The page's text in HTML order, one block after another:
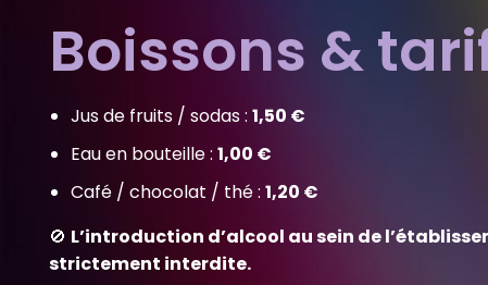
Boissons &
Jus de fruits / sodas : 1,50 €
Eau en bouteille : 1,00 €
Café / chocolat / thé : 1,20 €
🚫 L’introduction d’alcool au sein de
strictement interdite.